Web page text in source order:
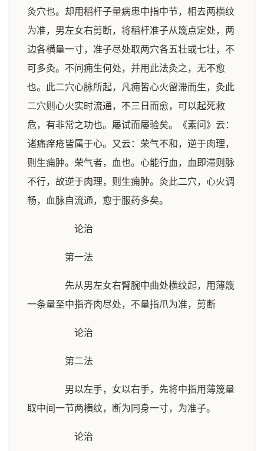
灸穴也。却用稻杆子量病患中指中节，相去两横纹
为准，男左女右剪断，将稻杆准子从篾点定处，两
边各横量一寸，准子尽处取两穴各五壮或七壮，不
可多灸。不问痈生何处，并用此法灸之，无不愈
也。此二穴心脉所起，凡痈皆心火留滞而生，灸此
二穴则心火实时流通，不三日而愈，可以起死救
危，有非常之功也。屡试而屡验矣。《素问》云：
诸痛痒疮皆属于心。又云：荣气不和，逆于肉理，
则生痈肿。荣气者，血也。心能行血，血即滞则脉
不行，故逆于肉理，则生痈肿。灸此二穴，心火调
畅，血脉自流通，愈于服药多矣。
论治
第一法
先从男左女右臂腕中曲处横纹起，用薄篾
一条量至中指齐肉尽处，不量指爪为准，剪断
论治
第二法
男以左手，女以右手，先将中指用薄篾量
取中间一节两横纹，断为同身一寸，为准子。
论治